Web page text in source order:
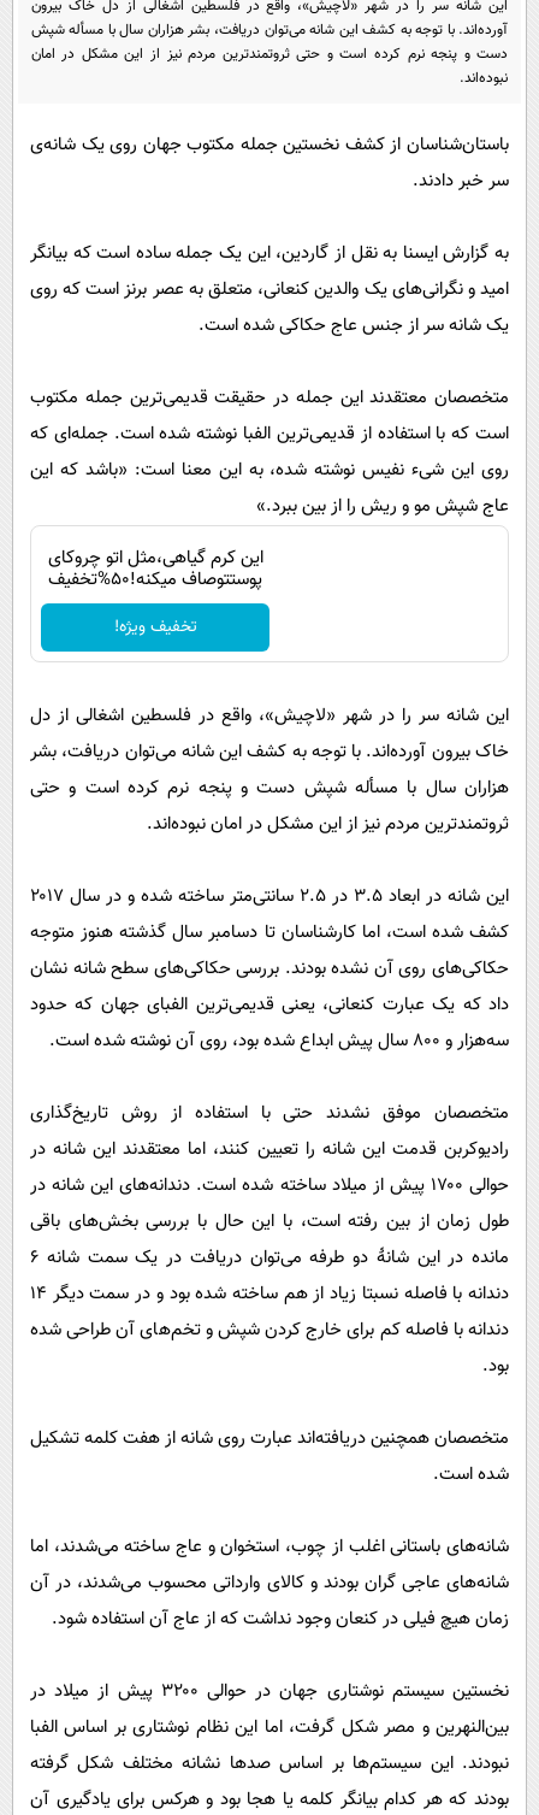
سرگرمی
فناوری
حوادث
فرهنگی
بین الملل
حیات وحش
پیامک
روانشناسی
دانلود
این شانه سر را در شهر «لاچیش»، واقع در فلسطین اشغالی از دل خاک بیرون
آورده‌اند. با توجه به کشف این شانه می‌توان دریافت، بشر هزاران سال با مسأله شپش
دست و پنجه نرم کرده است و حتی ثروتمندترین مردم نیز از این مشکل در امان
نبوده‌اند.
باستان‌شناسان از کشف نخستین جمله مکتوب جهان روی یک شانه‌ی
سر خبر دادند.
به گزارش ایسنا به نقل از گاردین، این یک جمله ساده است که بیانگر
امید و نگرانی‌های یک والدین کنعانی، متعلق به عصر برنز است که روی
یک شانه سر از جنس عاج حکاکی شده است.
متخصصان معتقدند این جمله در حقیقت قدیمی‌ترین جمله مکتوب
است که با استفاده از قدیمی‌ترین الفبا نوشته شده است. جمله‌ای که
روی این شیء نفیس نوشته شده، به این معنا است: «باشد که این
عاج شپش مو و ریش را از بین ببرد.»
این کرم گیاهی،مثل اتو چروکای
پوستتوصاف میکنه!50%تخفیف
تخفیف ویژه!
این شانه سر را در شهر «لاچیش»، واقع در فلسطین اشغالی از دل
خاک بیرون آورده‌اند. با توجه به کشف این شانه می‌توان دریافت، بشر
هزاران سال با مسأله شپش دست و پنجه نرم کرده است و حتی
ثروتمندترین مردم نیز از این مشکل در امان نبوده‌اند.
این شانه در ابعاد ۳.۵ در ۲.۵ سانتی‌متر ساخته شده و در سال ۲۰۱۷
کشف شده است، اما کارشناسان تا دسامبر سال گذشته هنوز متوجه
حکاکی‌های روی آن نشده بودند. بررسی حکاکی‌های سطح شانه نشان
داد که یک عبارت کنعانی، یعنی قدیمی‌ترین الفبای جهان که حدود
سه‌هزار و ۸۰۰ سال پیش ابداع شده بود، روی آن نوشته شده است.
متخصصان موفق نشدند حتی با استفاده از روش تاریخ‌گذاری
رادیوکربن قدمت این شانه را تعیین کنند، اما معتقدند این شانه در
حوالی ۱۷۰۰ پیش از میلاد ساخته شده است. دندانه‌های این شانه در
طول زمان از بین رفته است، با این حال با بررسی بخش‌های باقی
مانده در این شانهٔ دو طرفه می‌توان دریافت در یک سمت شانه ۶
دندانه با فاصله نسبتا زیاد از هم ساخته شده بود و در سمت دیگر ۱۴
دندانه با فاصله کم برای خارج کردن شپش و تخم‌های آن طراحی شده
بود.
متخصصان همچنین دریافته‌اند عبارت روی شانه از هفت کلمه تشکیل
شده است.
شانه‌های باستانی اغلب از چوب، استخوان و عاج ساخته می‌شدند، اما
شانه‌های عاجی گران بودند و کالای وارداتی محسوب می‌شدند، در آن
زمان هیچ فیلی در کنعان وجود نداشت که از عاج آن استفاده شود.
نخستین سیستم نوشتاری جهان در حوالی ۳۲۰۰ پیش از میلاد در
بین‌النهرین و مصر شکل گرفت، اما این نظام نوشتاری بر اساس الفبا
نبودند. این سیستم‌ها بر اساس صدها نشانه مختلف شکل گرفته
بودند که هر کدام بیانگر کلمه یا هجا بود و هرکس برای یادگیری آن